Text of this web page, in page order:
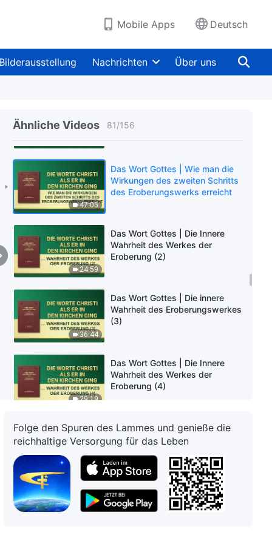
Mobile Apps Deutsch
Bilderausstellung Nachrichten Über uns
Ähnliche Videos 81/156
27:30
55:03
Eroberung (1)
47:05
Das Wort Gottes | Wie man die
Wirkungen des zweiten Schritts
des Eroberungswerks erreicht
24:59
Das Wort Gottes | Die Innere
Wahrheit des Werkes der
Eroberung (2)
36:44
Das Wort Gottes | Die innere
Wahrheit des Eroberungswerkes
(3)
29:19
Das Wort Gottes | Die Innere
Wahrheit des Werkes der
Eroberung (4)
32:48
Das Wort Gottes | Praxis (6)
Das Wort Gottes | Diene wie die
Israeliten
Folge den Spuren des Lammes und genieße die
reichhaltige Versorgung für das Leben